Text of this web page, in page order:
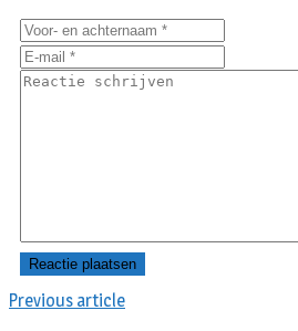
Previous article